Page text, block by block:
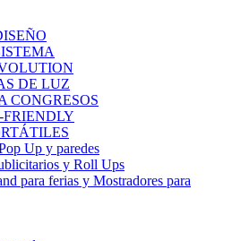
DE LUZ
CONGRESOS
FRIENDLY
Up y paredes
y Roll Ups
para ferias y Mostradores para